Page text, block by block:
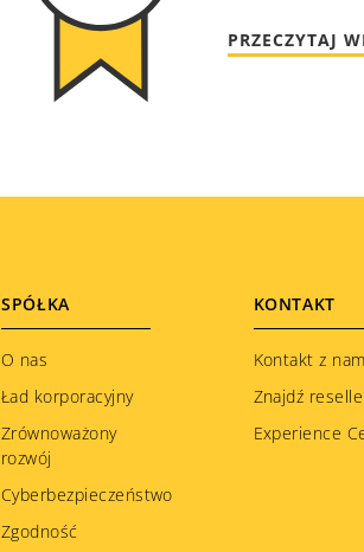
PRZECZYTAJ
Footer
menu
SPÓŁKA
O nas
Ład korporacyjny
Zrównoważony
rozwój
Cyberbezpieczeństwo
Zgodność
KONTAKT
Kontakt z
Znajdź
Experience